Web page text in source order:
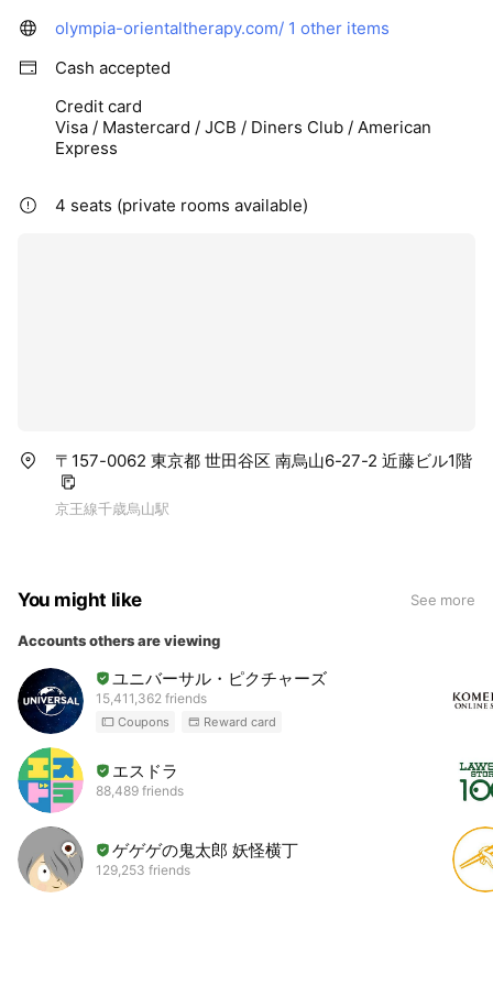
olympia-orientaltherapy.com/ 1 other items
Cash accepted
Credit card
Visa / Mastercard / JCB / Diners Club / American
Express
4 seats (private rooms available)
〒157-0062 東京都 世田谷区 南烏山6-27-2 近藤ビル1階
京王線千歳烏山駅
You might like See more
Accounts others are viewing
ユニバーサル・ピクチャーズ
15,411,362 friends
Coupons Reward card
エスドラ
88,489 friends
ゲゲゲの鬼太郎 妖怪横丁
129,253 friends